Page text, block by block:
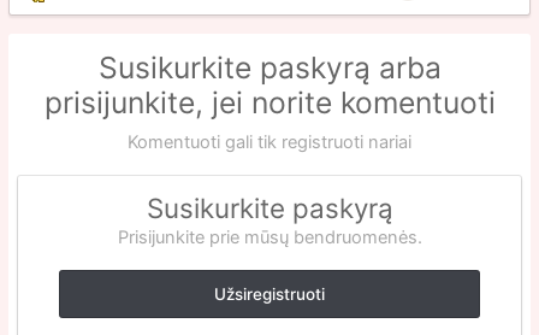
Susikurkite paskyrą arba
prisijunkite, jei norite komentuoti
Komentuoti gali tik registruoti nariai
Susikurkite paskyrą
Prisijunkite prie mūsų bendruomenės.
Užsiregistruoti